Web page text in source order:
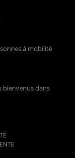
à mobilité
bienvenus dans